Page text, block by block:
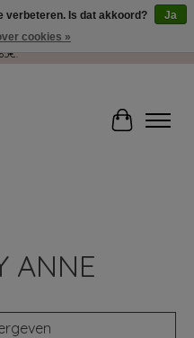
in! Duid dit zeker aan in je
ANNE
verbeteren. Is dat akkoord?
Ja
cookies »